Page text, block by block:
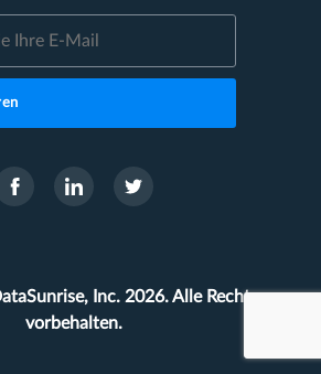
Inc. 2026. Alle Rechte
vorbehalten.